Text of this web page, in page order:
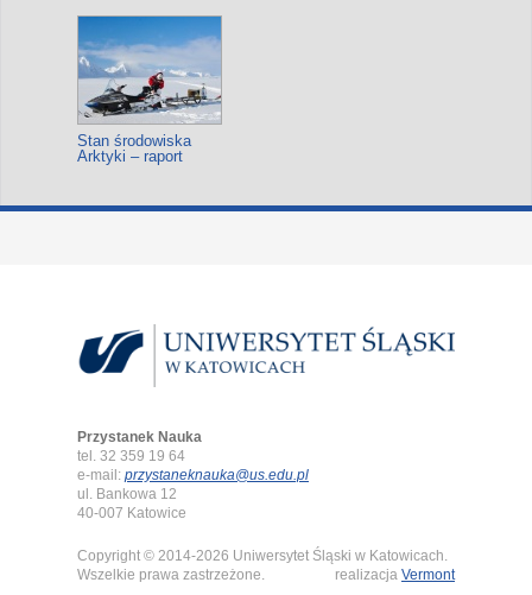
Stan środowiska
Arktyki – raport
Przystanek Nauka
tel. 32 359 19 64
e-mail: przystaneknauka@us.edu.pl
ul. Bankowa 12
40-007 Katowice
Copyright © 2014-2026 Uniwersytet Śląski w Katowicach.
Wszelkie prawa zastrzeżone.
realizacja Vermont